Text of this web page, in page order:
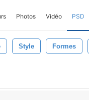
Photos Vidéo PSD
Style Formes